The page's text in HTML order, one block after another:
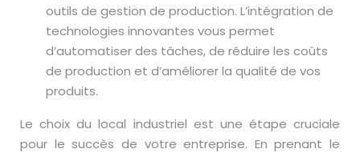
outils de gestion de production. L’intégration de
technologies innovantes vous permet
d’automatiser des tâches, de réduire les coûts
de production et d’améliorer la qualité de vos
produits.
Le choix du local industriel est une étape cruciale
pour le succès de votre entreprise. En prenant le